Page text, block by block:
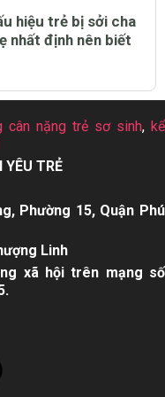
hiệu trẻ bị sởi cha
nhất định nên biết
cân nặng trẻ sơ sinh,kể
YÊU TRẺ
Phường 15, Quận Phú
Linh
xã hội trên mạng số